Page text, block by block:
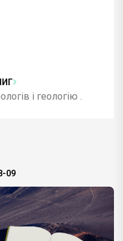
і геологію .
09